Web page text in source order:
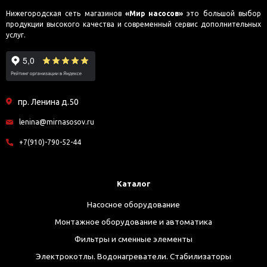
Нижегородская сеть магазинов «Мир насосов» это большой выбор
продукции высокого качества и современный сервис дополнительных
услуг.
пр. Ленина д.50
lenina@mirnasosov.ru
+7(910)-790-52-44
Каталог
Насосное оборудование
Монтажное оборудование и автоматика
Фильтры и сменные элементы
Электрокотлы. Водонагреватели. Стабилизаторы